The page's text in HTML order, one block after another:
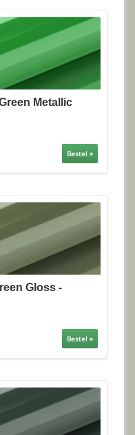
Metallic
Bestel »
Gloss -
Bestel »